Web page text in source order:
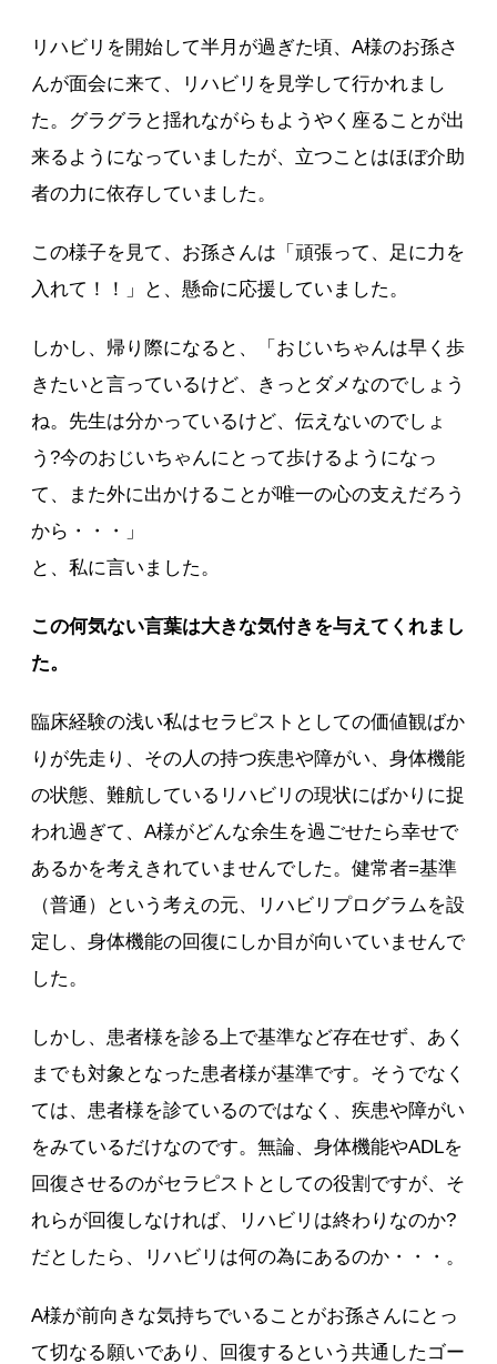
リハビリを開始して半月が過ぎた頃、A様のお孫さ
んが面会に来て、リハビリを見学して行かれまし
た。グラグラと揺れながらもようやく座ることが出
来るようになっていましたが、立つことはほぼ介助
者の力に依存していました。
この様子を見て、お孫さんは「頑張って、足に力を
入れて！！」と、懸命に応援していました。
しかし、帰り際になると、「おじいちゃんは早く歩
きたいと言っているけど、きっとダメなのでしょう
ね。先生は分かっているけど、伝えないのでしょ
う?今のおじいちゃんにとって歩けるようになっ
て、また外に出かけることが唯一の心の支えだろう
から・・・」
と、私に言いました。
この何気ない言葉は大きな気付きを与えてくれまし
た。
臨床経験の浅い私はセラピストとしての価値観ばか
りが先走り、その人の持つ疾患や障がい、身体機能
の状態、難航しているリハビリの現状にばかりに捉
われ過ぎて、A様がどんな余生を過ごせたら幸せで
あるかを考えきれていませんでした。健常者=基準
（普通）という考えの元、リハビリプログラムを設
定し、身体機能の回復にしか目が向いていませんで
した。
しかし、患者様を診る上で基準など存在せず、あく
までも対象となった患者様が基準です。そうでなく
ては、患者様を診ているのではなく、疾患や障がい
をみているだけなのです。無論、身体機能やADLを
回復させるのがセラピストとしての役割ですが、そ
れらが回復しなければ、リハビリは終わりなのか?
だとしたら、リハビリは何の為にあるのか・・・。
A様が前向きな気持ちでいることがお孫さんにとっ
て切なる願いであり、回復するという共通したゴー